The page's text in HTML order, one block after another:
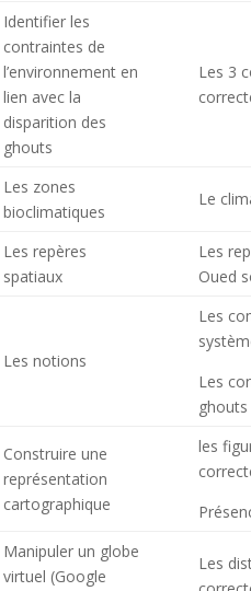
Identifier les
contraintes de
l’environnement en
lien avec la
disparition des
ghouts
Les 3
Les zones
bioclimatiques
Le
Les repères
spatiaux
Les
Oued
Les notions
Les
Les
Construire une
représentation
cartographique
les
Manipuler un globe
virtuel (Google
Les